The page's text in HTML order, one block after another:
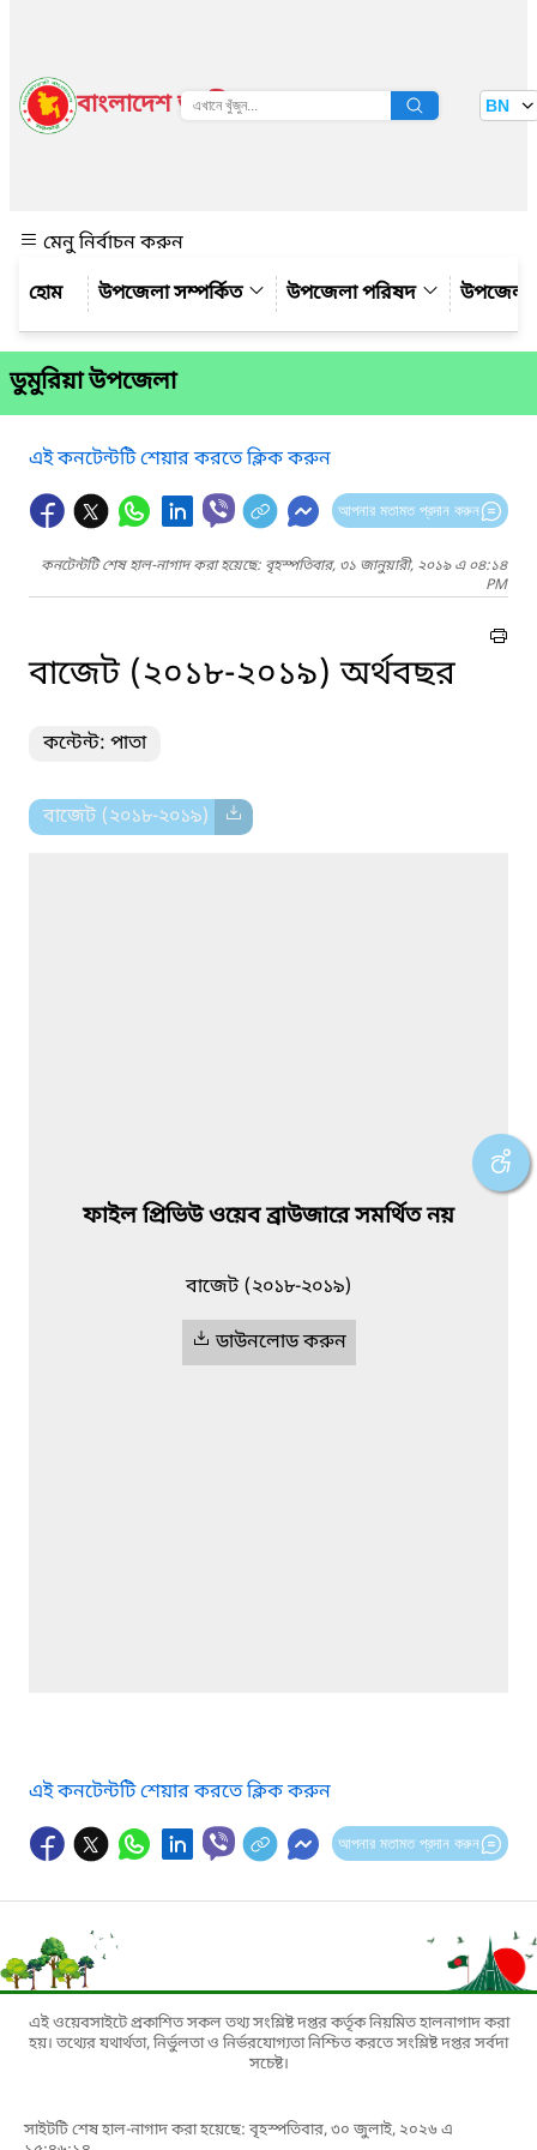
বাংলাদেশ জাতীয় তথ্য বাতায়ন BN
মেনু নির্বাচন করুন
উপজেলা সম্পর্কিত
উপজেলা পরিষদ উপজেলা
ডুমুরিয়া উপজেলা
এই কনটেন্টটি শেয়ার করতে ক্লিক করুন
আপনার মতামত প্রদান করুন
কনটেন্টটি শেষ হাল-নাগাদ করা হয়েছে: বৃহস্পতিবার, ৩১ জানুয়ারী, ২০১৯ এ ০৪:১৪
PM
বাজেট (২০১৮-২০১৯) অর্থবছর
কন্টেন্ট: পাতা
বাজেট (২০১৮-২০১৯)
ফাইল প্রিভিউ ওয়েব ব্রাউজারে সমর্থিত নয়
বাজেট (২০১৮-২০১৯)
ডাউনলোড করুন
এই কনটেন্টটি শেয়ার করতে ক্লিক করুন
আপনার মতামত প্রদান করুন
এই ওয়েবসাইটে প্রকাশিত সকল তথ্য সংশ্লিষ্ট দপ্তর কর্তৃক নিয়মিত হালনাগাদ করা
হয়। তথ্যের যথার্থতা, নির্ভুলতা ও নির্ভরযোগ্যতা নিশ্চিত করতে সংশ্লিষ্ট দপ্তর সর্বদা
সচেষ্ট।
সাইটটি শেষ হাল-নাগাদ করা হয়েছে: বৃহস্পতিবার, ৩০ জুলাই, ২০২৬ এ